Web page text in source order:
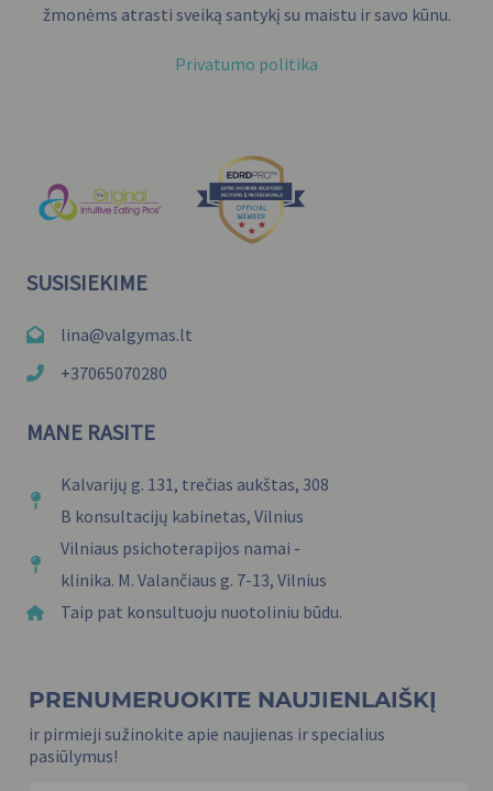
žmonėms atrasti sveiką santykį su maistu ir savo kūnu.
Privatumo politika
SUSISIEKIME
lina@valgymas.lt
+37065070280
MANE RASITE
Kalvarijų g. 131, trečias aukštas, 308
B konsultacijų kabinetas, Vilnius
Vilniaus psichoterapijos namai -
klinika. M. Valančiaus g. 7-13, Vilnius
Taip pat konsultuoju nuotoliniu būdu.
PRENUMERUOKITE NAUJIENLAIŠKĮ
ir pirmieji sužinokite apie naujienas ir specialius
pasiūlymus!